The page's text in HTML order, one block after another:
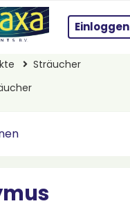
Einloggen
Sträucher